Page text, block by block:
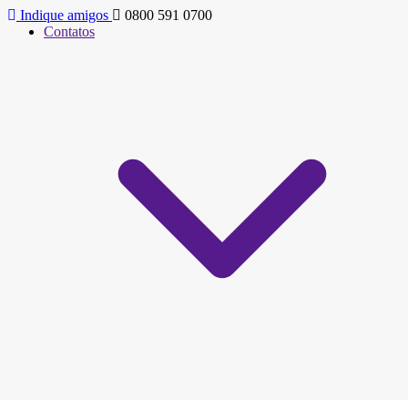
Indique amigos
0800 591 0700
Contatos